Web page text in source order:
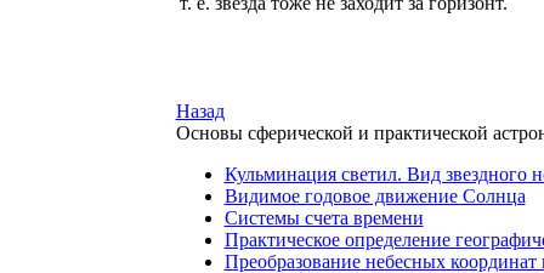
Назад
Основы сферической и практической
Кульминация светил. Вид звездного
Видимое годовое движение Солнца
Системы счета времени
Практическое определение
Преобразование небесных координат